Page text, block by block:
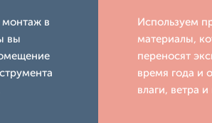
монтаж в
вы
Используем
материалы,
переносят
время года и
влаги, ветра